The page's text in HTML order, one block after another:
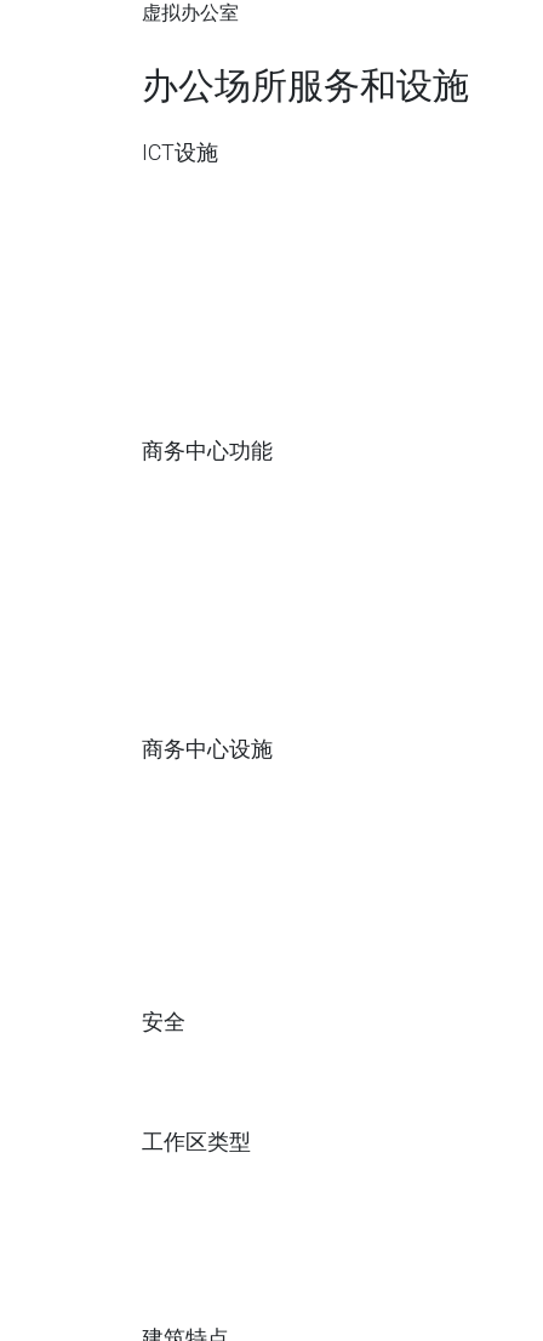
虚拟办公室
办公场所服务和设施
ICT设施
商务中心功能
商务中心设施
安全
工作区类型